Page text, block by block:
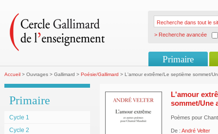
> Recherche avancée
Primaire
Accueil > Ouvrages > Gallimard > Poésie/Gallimard > L'amour extrême/Le septième sommet/
Primaire
Cycle 1
Cycle 2
L'amour
sommet/Une
Poèmes pour
De : André Velter